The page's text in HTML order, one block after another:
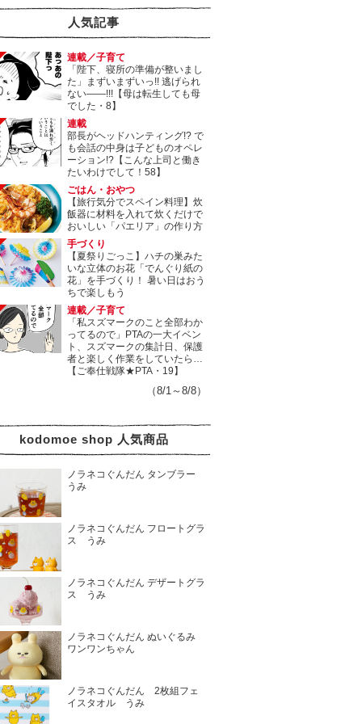
人気記事
連載／子育て
「陛下、寝所の準備が整いまし
た」まずいまずいっ!! 逃げられ
ない――!!!【母は転生しても母
でした・8】
連載
部長がヘッドハンティング!? で
も会話の中身は子どものオペレ
ーション!?【こんな上司と働き
たいわけでして！58】
ごはん・おやつ
【旅行気分でスペイン料理】炊
飯器に材料を入れて炊くだけで
おいしい「パエリア」の作り方
手づくり
【夏祭りごっこ】ハチの巣みた
いな立体のお花「でんぐり紙の
花」を手づくり！ 暑い日はおう
ちで楽しもう
連載／子育て
「私スズマークのこと全部わか
ってるので」PTAの一大イベン
ト、スズマークの集計日、保護
者と楽しく作業をしていたら…
【ご奉仕戦隊★PTA・19】
（8/1～8/8）
kodomoe shop 人気商品
ノラネコぐんだん タンブラー
うみ
ノラネコぐんだん フロートグラ
ス うみ
ノラネコぐんだん デザートグラ
ス うみ
ノラネコぐんだん ぬいぐるみ
ワンワンちゃん
ノラネコぐんだん 2枚組フェ
イスタオル うみ